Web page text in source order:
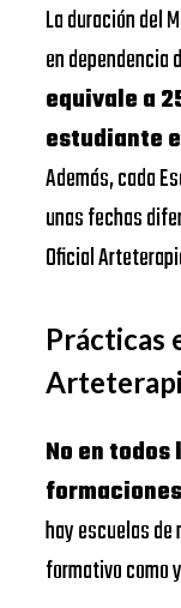
La duración del
en dependencia
equivale a
estudiante
Además, cada
unas fechas
Oficial
Prácticas
No en
hay escuelas de
formativo como